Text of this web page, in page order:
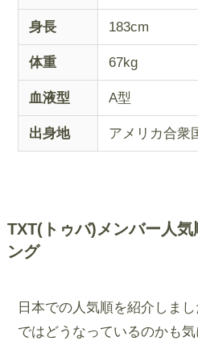
身長 183cm
体重 67kg
血液型 A型
出身地 アメリカ合衆
TXT(トゥバ)メンバー人
ング
日本での人気順を紹介しま
ではどうなっているのかも気